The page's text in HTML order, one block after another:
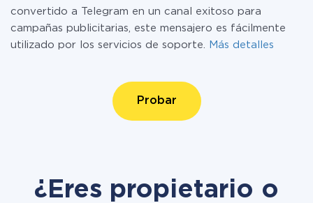
convertido a Telegram en un canal exitoso para
campañas publicitarias, este mensajero es fácilmente
utilizado por los servicios de soporte.
Más detalles
Probar
¿Eres propietario o